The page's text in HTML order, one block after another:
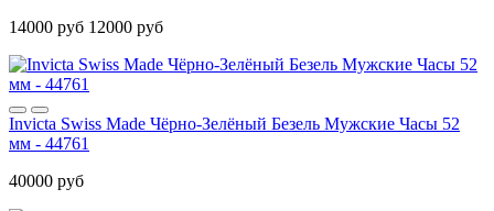
14000 руб 12000 руб
Invicta Swiss Made Чёрно-Зелёный Безель Мужские Часы 52
мм - 44761
40000 руб